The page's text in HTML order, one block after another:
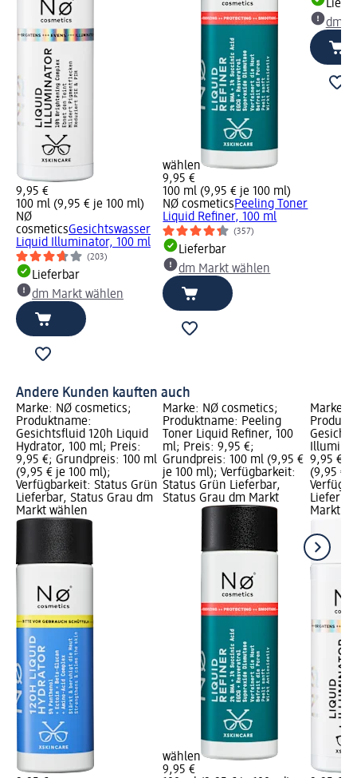
9,95 €
100 ml (9,95 € je 100 ml)
NØ
cosmeticsGesichtswasser
Liquid Illuminator, 100 ml
(203)
Lieferbar
dm Markt wählen
wählen
9,95 €
100 ml (9,95 € je 100 ml)
NØ cosmeticsPeeling Toner
Liquid Refiner, 100 ml
(357)
Lieferbar
dm Markt wählen
dm
Andere Kunden kauften auch
Marke: NØ cosmetics;
Produktname:
Gesichtsfluid 120h Liquid
Hydrator, 100 ml; Preis:
9,95 €; Grundpreis: 100 ml
(9,95 € je 100 ml);
Verfügbarkeit: Status Grün
Lieferbar, Status Grau dm
Markt wählen
Marke: NØ cosmetics;
Produktname: Peeling
Toner Liquid Refiner, 100
ml; Preis: 9,95 €;
Grundpreis: 100 ml (9,95 €
je 100 ml); Verfügbarkeit:
Status Grün Lieferbar,
Status Grau dm Markt
wählen
9,95 €
Marke:
9,95 €;
(9,95 €
Markt